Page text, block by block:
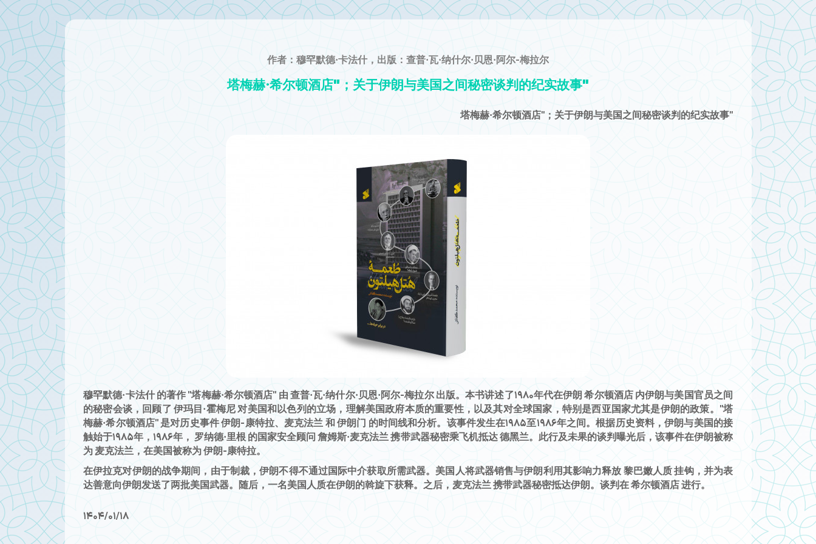
作者：穆罕默德·卡法什，出版：查普·瓦·纳什尔·贝恩·阿尔-梅拉尔
"塔梅赫·希尔顿酒店"；关于伊朗与美国之间秘密谈判的纪实故事
"塔梅赫·希尔顿酒店"；关于伊朗与美国之间秘密谈判的纪实故事
穆罕默德·卡法什 的著作 "塔梅赫·希尔顿酒店" 由 查普·瓦·纳什尔·贝恩·阿尔-梅拉尔 出版。本书讲述了1980年代在伊朗 希尔顿酒店 内伊朗与美国官员之间
的秘密会谈，回顾了 伊玛目·霍梅尼 对美国和以色列的立场，理解美国政府本质的重要性，以及其对全球国家，特别是西亚国家尤其是伊朗的政策。"塔
梅赫·希尔顿酒店" 是对历史事件 伊朗-康特拉、麦克法兰 和 伊朗门 的时间线和分析。该事件发生在1985至1986年之间。根据历史资料，伊朗与美国的接
触始于1985年，1986年， 罗纳德·里根 的国家安全顾问 詹姆斯·麦克法兰 携带武器秘密乘飞机抵达 德黑兰。此行及未果的谈判曝光后，该事件在伊朗被称
为 麦克法兰，在美国被称为 伊朗-康特拉。
在伊拉克对伊朗的战争期间，由于制裁，伊朗不得不通过国际中介获取所需武器。美国人将武器销售与伊朗利用其影响力释放 黎巴嫩人质 挂钩，并为表
达善意向伊朗发送了两批美国武器。随后，一名美国人质在伊朗的斡旋下获释。之后，麦克法兰 携带武器秘密抵达伊朗。谈判在 希尔顿酒店 进行。
1404/01/18